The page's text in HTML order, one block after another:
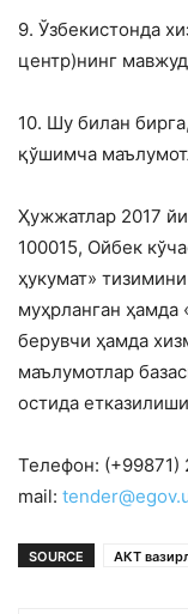
9. Ўзбекистонда
центр)нинг
10. Шу билан
қўшимча
Ҳужжатлар 2017
100015, Ойбек
ҳукумат»
муҳрланган ҳамда
берувчи ҳамда
маълумотлар
остида
Телефон:
mail:
SOURCE АКТ